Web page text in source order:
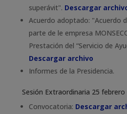
superávit". Descargar
Acuerdo adoptado: "Acuerdo
parte de le empresa
Prestación del “Servicio de
Descargar archivo
Informes de la Presidencia.
Sesión Extraordinaria 25 febrero
Convocatoria: Descargar